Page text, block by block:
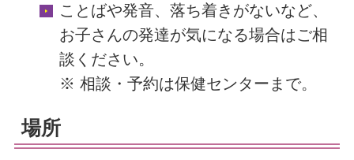
ことばや発音、落ち着きがないなど、
お子さんの発達が気になる場合はご相
談ください。
※ 相談・予約は保健センターまで。
場所